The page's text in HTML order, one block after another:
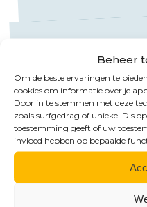
Beheer
Om de beste ervaringen te
cookies om informatie over je
Door in te stemmen met deze
zoals surfgedrag of unieke ID's
toestemming geeft of uw
invloed hebben op bepaalde
Mail ons
Emmen:
emmen@hlb-
groningen@hlb-